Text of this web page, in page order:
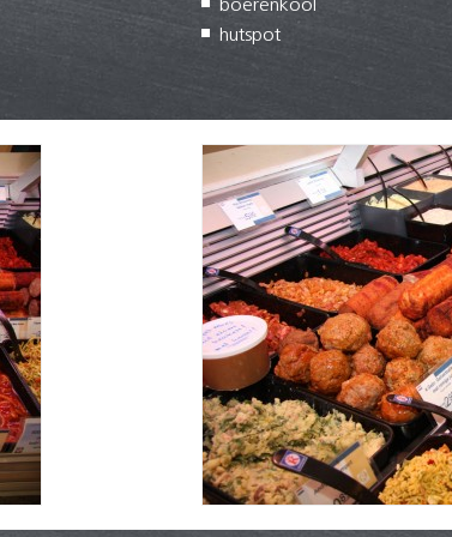
boerenkool
hutspot